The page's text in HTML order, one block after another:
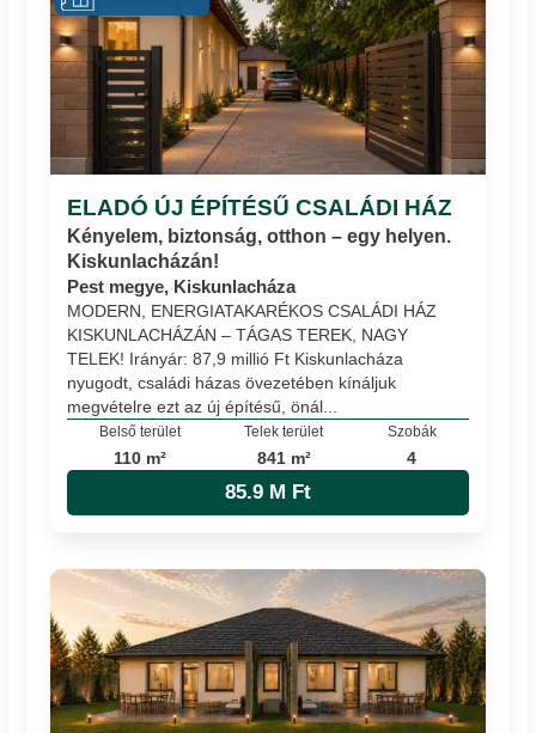
ELADÓ ÚJ ÉPÍTÉSŰ CSALÁDI HÁZ
Kényelem, biztonság, otthon – egy helyen.
Kiskunlacházán!
Pest megye, Kiskunlacháza
MODERN, ENERGIATAKARÉKOS CSALÁDI HÁZ
KISKUNLACHÁZÁN – TÁGAS TEREK, NAGY
TELEK! Irányár: 87,9 millió Ft Kiskunlacháza
nyugodt, családi házas övezetében kínáljuk
megvételre ezt az új építésű, önál...
Belső terület
110 m²
Telek terület
841 m²
Szobák
4
85.9 M Ft